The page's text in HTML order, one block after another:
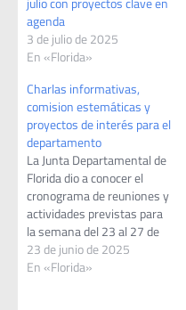
agenda
3 de julio de 2025
En «Florida»
Charlas informativas,
comision estemáticas y
proyectos de interés para el
departamento
La Junta Departamental de
Florida dio a conocer el
cronograma de reuniones y
actividades previstas para
la semana del 23 al 27 de
junio de 2025, con
instancias relevantes tanto
23 de junio de 2025
En «Florida»